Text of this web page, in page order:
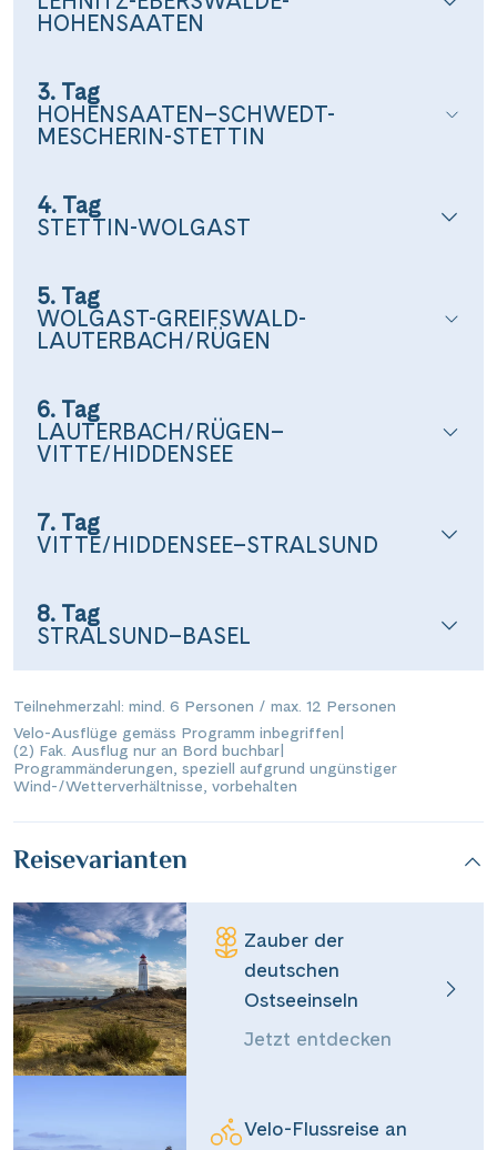
Teile diese Reise
Velo-Flussreise an Oder und Ostsee
HOHENSAATEN
3. Tag
HOHENSAATEN–SCHWEDT-
MESCHERIN-STETTIN
4. Tag
STETTIN-WOLGAST
5. Tag
WOLGAST-GREIFSWALD-
LAUTERBACH/RÜGEN
6. Tag
LAUTERBACH/RÜGEN–
VITTE/HIDDENSEE
7. Tag
VITTE/HIDDENSEE–STRALSUND
8. Tag
STRALSUND–BASEL
Teilnehmerzahl: mind. 6 Personen / max. 12 Personen
Velo-Ausflüge gemäss Programm inbegriffen
(2) Fak. Ausflug nur an Bord buchbar
Programmänderungen, speziell aufgrund ungünstiger
Wind-/Wetterverhältnisse, vorbehalten
Reisevarianten
Zauber der
deutschen
Ostseeinseln
Jetzt entdecken
Velo-Flussreise an
Dieser Inhalt wird von einem Drittanbieter gehostet. Durch das Zeigen der